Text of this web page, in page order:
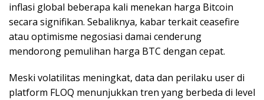
inflasi global beberapa kali menekan harga Bitcoin
secara signifikan. Sebaliknya, kabar terkait ceasefire
atau optimisme negosiasi damai cenderung
mendorong pemulihan harga BTC dengan cepat.
Meski volatilitas meningkat, data dan perilaku user di
platform FLOQ menunjukkan tren yang berbeda di level